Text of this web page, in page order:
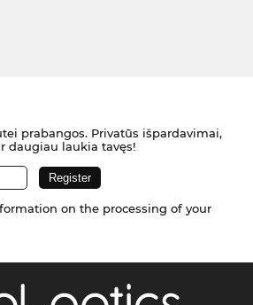
prabangos. Privatūs išpardavimai,
daugiau laukia tavęs!
on the processing of your